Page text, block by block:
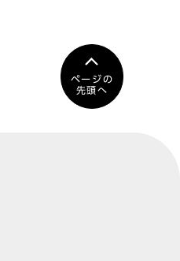
ページの
先頭へ